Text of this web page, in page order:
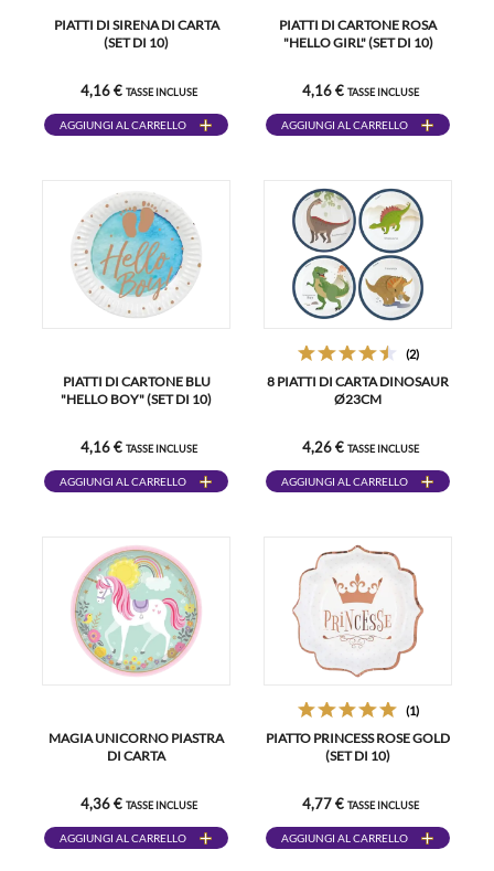
PIATTI DI SIRENA DI CARTA
(SET DI 10)
4,16 € TASSE INCLUSE
AGGIUNGI AL CARRELLO
PIATTI DI CARTONE ROSA
"HELLO GIRL" (SET DI 10)
4,16 € TASSE INCLUSE
AGGIUNGI AL CARRELLO
PIATTI DI CARTONE BLU
"HELLO BOY" (SET DI 10)
4,16 € TASSE INCLUSE
AGGIUNGI AL CARRELLO
(2)
8 PIATTI DI CARTA DINOSAUR
Ø23CM
4,26 € TASSE INCLUSE
AGGIUNGI AL CARRELLO
MAGIA UNICORNO PIASTRA
DI CARTA
4,36 € TASSE INCLUSE
AGGIUNGI AL CARRELLO
(1)
PIATTO PRINCESS ROSE GOLD
(SET DI 10)
4,77 € TASSE INCLUSE
AGGIUNGI AL CARRELLO